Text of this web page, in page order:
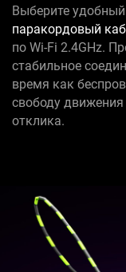
Выберите
паракордовый
по Wi-Fi 2.4GHz.
стабильное
время как
свободу
отклика.